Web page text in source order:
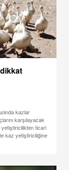
kazlar
karşılayacak
yetiştiricilikten ticari
kaz yetiştiriciliğine